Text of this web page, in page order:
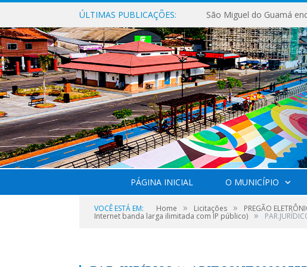
ÚLTIMAS PUBLICAÇÕES:
PÁGINA INICIAL O MUNICÍPIO
VOCÊ ESTÁ EM: Home » Licitações » PREGÃO
Internet banda larga ilimitada com IP público) »